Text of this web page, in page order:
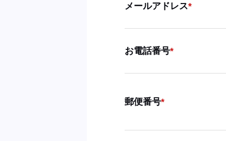
メールアドレス
お電話番号
郵便番号